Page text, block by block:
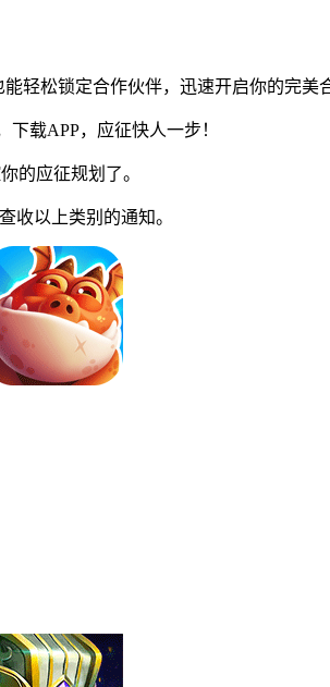
轻松锁定合作伙伴，迅速开启你的完美
载APP，应征快人一步！
的应征规划了。
以上类别的通知。